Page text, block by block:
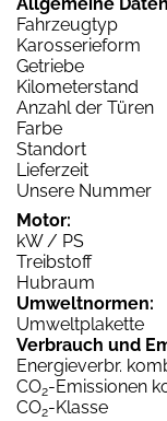
Fahrzeugtyp
Karosserieform
Getriebe
Kilometerstand
Anzahl der Türen
Farbe
Standort
Lieferzeit
Unsere Nummer
Motor:
kW / PS
Treibstoff
Hubraum
Umweltnormen:
Umweltplakette
Verbrauch und
Energieverbr.
CO2-Emissionen
CO2-Klasse